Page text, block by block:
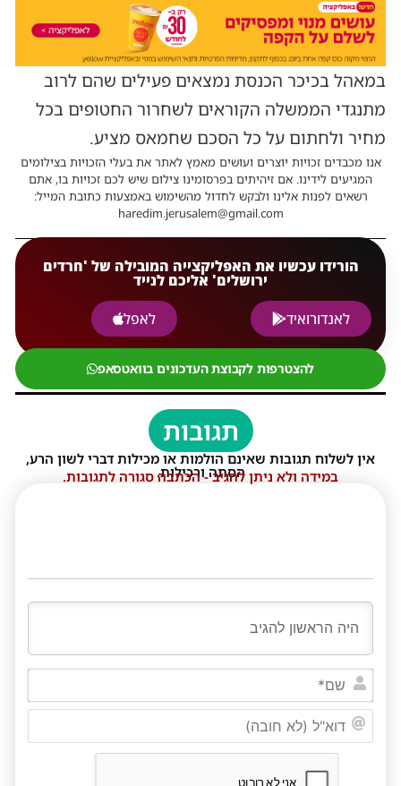
במאהל בכיכר הכנסת נמצאים פעילים שהם לרוב
מתנגדי הממשלה הקוראים לשחרור החטופים בכל
מחיר ולחתום על כל הסכם שחמאס מציע.
אנו מכבדים זכויות יוצרים ועושים מאמץ לאתר את בעלי הזכויות בצילומים
המגיעים לידינו. אם זיהיתים בפרסומינו צילום שיש לכם זכויות בו, אתם
רשאים לפנות אלינו ולבקש לחדול מהשימוש באמצעות כתובת המייל:
haredim.jerusalem@gmail.com
הורידו עכשיו את האפליקצייה המובילה של 'חרדים
ירושלים' אליכם לנייד
לאנדורואיד
לאפל
להצטרפות לקבוצת העדכונים בוואטסאפ
תגובות
אין לשלוח תגובות שאינם הולמות או מכילות דברי לשון הרע,
הסתה ורכילות.
במידה ולא ניתן להגיב - הכתבה סגורה לתגובות.
שם*